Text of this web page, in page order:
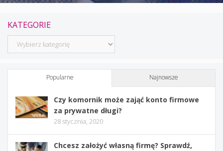
KATEGORIE
Kategorie
Popularne Najnowsze
Czy komornik może zająć konto firmowe
za prywatne długi?
28 stycznia, 2020
Chcesz założyć własną firmę? Sprawdź,